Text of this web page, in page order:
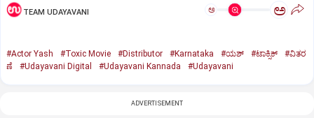
TEAM UDAYAVANI ಅ ಅ
#Actor Yash #Toxic Movie #Distributor #Karnataka #ಯಶ್‌ #ಟಾಕ್ಸಿಕ್‌
#ವಿತರ
ಣೆ
#Udayavani Digital #Udayavani Kannada #Udayavani
ADVERTISEMENT